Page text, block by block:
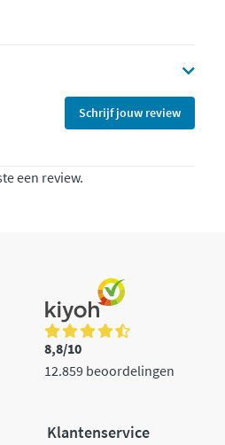
Schrijf jouw review
een review.
8,8/10
12.859 beoordelingen
Klantenservice